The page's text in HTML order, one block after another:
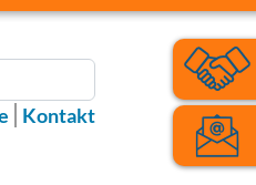
Kontakt